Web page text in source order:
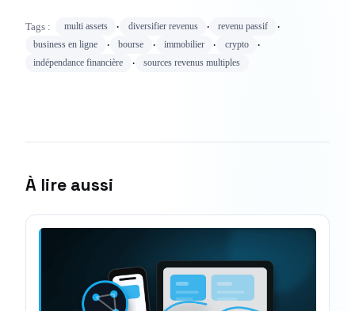
Tags : multi assets · diversifier revenus · revenu passif ·
business en ligne · bourse · immobilier · crypto ·
indépendance financière · sources revenus multiples
À lire aussi